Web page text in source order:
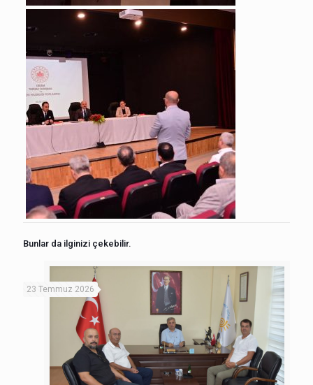
Bunlar da ilginizi çekebilir.
23 Temmuz 2026